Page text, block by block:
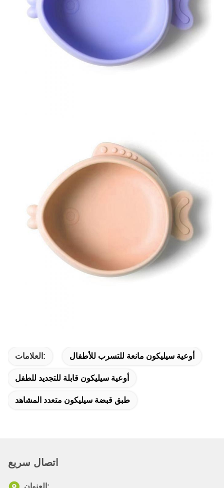
العلامات: أوعية سيليكون مانعة للتسرب للأطفال
أوعية سيليكون قابلة للتجديد للطفل
طبق قبضة سيليكون متعدد المشاهد
اتصال سريع
العنوان: